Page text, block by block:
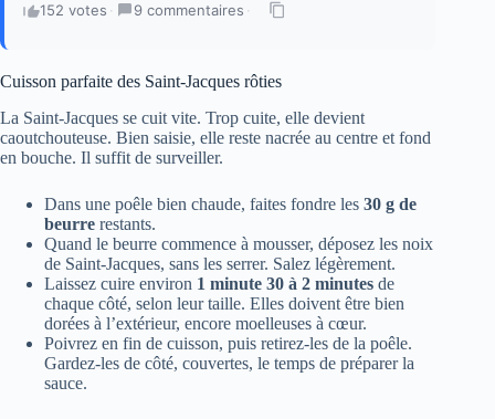
152 votes · 9 commentaires ·
Cuisson parfaite des Saint‑Jacques rôties
La Saint-Jacques se cuit vite. Trop cuite, elle devient
caoutchouteuse. Bien saisie, elle reste nacrée au centre et fond
en bouche. Il suffit de surveiller.
Dans une poêle bien chaude, faites fondre les 30 g de
beurre restants.
Quand le beurre commence à mousser, déposez les noix
de Saint-Jacques, sans les serrer. Salez légèrement.
Laissez cuire environ 1 minute 30 à 2 minutes de
chaque côté, selon leur taille. Elles doivent être bien
dorées à l’extérieur, encore moelleuses à cœur.
Poivrez en fin de cuisson, puis retirez-les de la poêle.
Gardez-les de côté, couvertes, le temps de préparer la
sauce.